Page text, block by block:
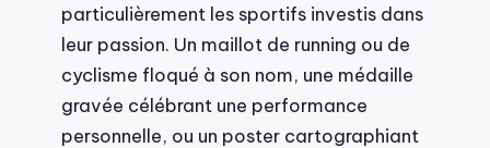
particulièrement les sportifs investis dans
leur passion. Un maillot de running ou de
cyclisme floqué à son nom, une médaille
gravée célébrant une performance
personnelle, ou un poster cartographiant